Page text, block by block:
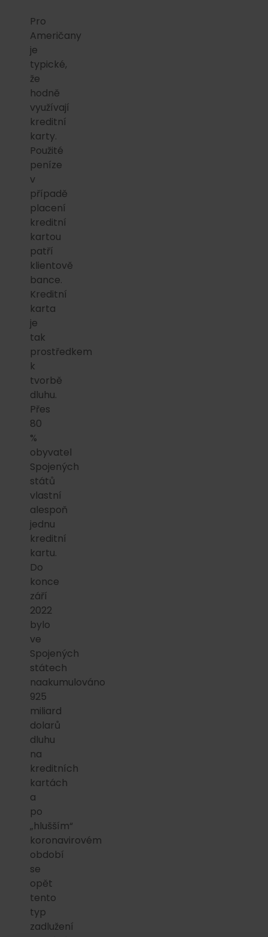
Pro
Američany
je
typické,
že
hodně
využívají
kreditní
karty.
Použité
peníze
v
případě
placení
kreditní
kartou
patří
klientově
bance.
Kreditní
karta
je
tak
prostředkem
k
tvorbě
dluhu.
Přes
80
%
obyvatel
Spojených
států
vlastní
alespoň
jednu
kreditní
kartu.
Do
konce
září
2022
bylo
ve
Spojených
státech
naakumulováno
925
miliard
dolarů
dluhu
na
kreditních
kartách
a
po
„hlušším“
koronavirovém
období
se
opět
tento
typ
zadlužení